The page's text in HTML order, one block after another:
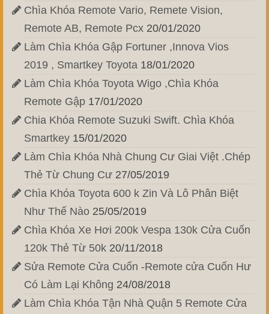
Chìa Khóa Remote Vario, Remete Vision,
Remote AB, Remote Pcx 20/01/2020
Làm Chìa Khóa Gập Fortuner ,Innova Vios
2019 , Smartkey Toyota 18/01/2020
Làm Chìa Khóa Toyota Wigo ,Chìa Khóa
Remote Gập 17/01/2020
Chia Khóa Remote Suzuki Swift. Chìa Khóa
Smartkey 15/01/2020
Làm Chìa Khóa Nhà Chung Cư Giai Việt .Chép
Thẻ Từ Chung Cư 27/05/2019
Chìa Khóa Toyota 600 k Zin Và Lô Phân Biệt
Như Thế Nào 25/05/2019
Chìa Khóa Xe Hơi 200k Vespa 130k Cửa Cuốn
120k Thẻ Từ 50k 20/11/2018
Sửa Remote Cửa Cuốn -Remote cửa Cuốn Hư
Có Làm Lại Không 24/08/2018
Làm Chìa Khóa Tận Nhà Quận 5 Remote Cửa